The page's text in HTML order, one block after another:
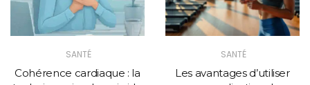
SANTÉ
Cohérence cardiaque : la
SANTÉ
Les avantages d’utiliser